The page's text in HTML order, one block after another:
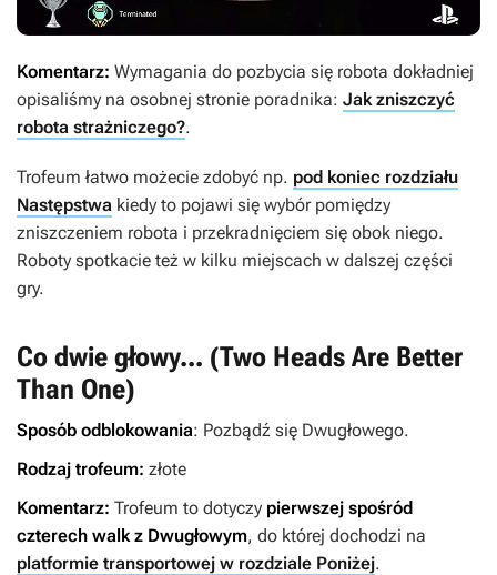
Komentarz: Wymagania do pozbycia się robota dokładniej
opisaliśmy na osobnej stronie poradnika: Jak zniszczyć
robota strażniczego?.
Trofeum łatwo możecie zdobyć np. pod koniec rozdziału
Następstwa kiedy to pojawi się wybór pomiędzy
zniszczeniem robota i przekradnięciem się obok niego.
Roboty spotkacie też w kilku miejscach w dalszej części
gry.
Co dwie głowy... (Two Heads Are Better
Than One)
Sposób odblokowania: Pozbądź się Dwugłowego.
Rodzaj trofeum: złote
Komentarz: Trofeum to dotyczy pierwszej spośród
czterech walk z Dwugłowym, do której dochodzi na
platformie transportowej w rozdziale Poniżej.